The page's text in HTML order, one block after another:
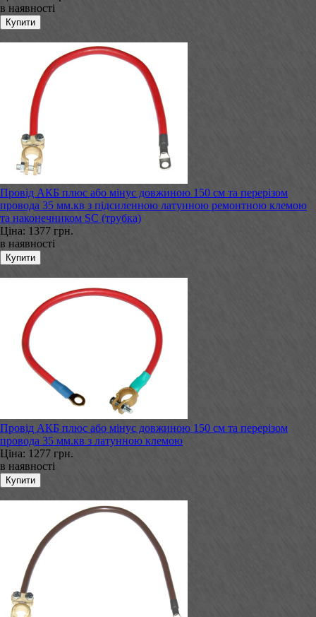
в наявності
Провід АКБ плюс або мінус довжиною 150 см та перерізом
провода 35 мм.кв з підсиленною латунною ремонтною клемою
та наконечником SC (трубка)
Ціна: 1377 грн.
в наявності
Провід АКБ плюс або мінус довжиною 150 см та перерізом
провода 35 мм.кв з латунною клемою
Ціна: 1277 грн.
в наявності